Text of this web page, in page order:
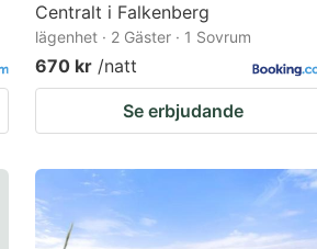
Centralt i Falkenberg
lägenhet · 2 Gäster · 1 Sovrum
670 kr /natt
Se erbjudande